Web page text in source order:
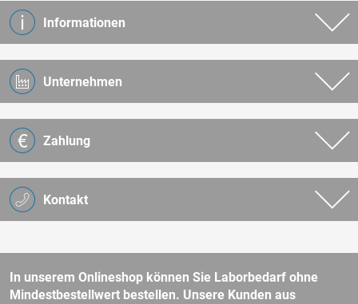
Kontakt
Informationen
Unternehmen
Zahlung
In unserem Onlineshop können Sie Laborbedarf ohne
Mindestbestellwert bestellen. Unsere Kunden aus